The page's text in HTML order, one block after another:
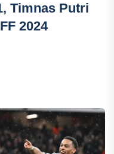
Timnas Putri
2024